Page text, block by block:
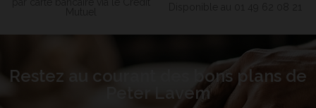
Restez au courant des bons plans de
Peter Lavem